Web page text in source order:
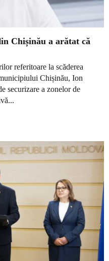
Chișinău a arătat că
referitoare la scăderea
Chișinău, Ion
securizare a zonelor de